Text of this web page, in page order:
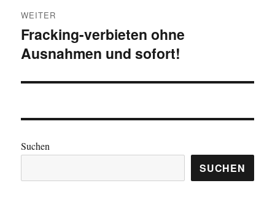
WEITER
Nächster
Beitrag:
Fracking-verbieten ohne
Ausnahmen und sofort!
Suchen
SUCHEN